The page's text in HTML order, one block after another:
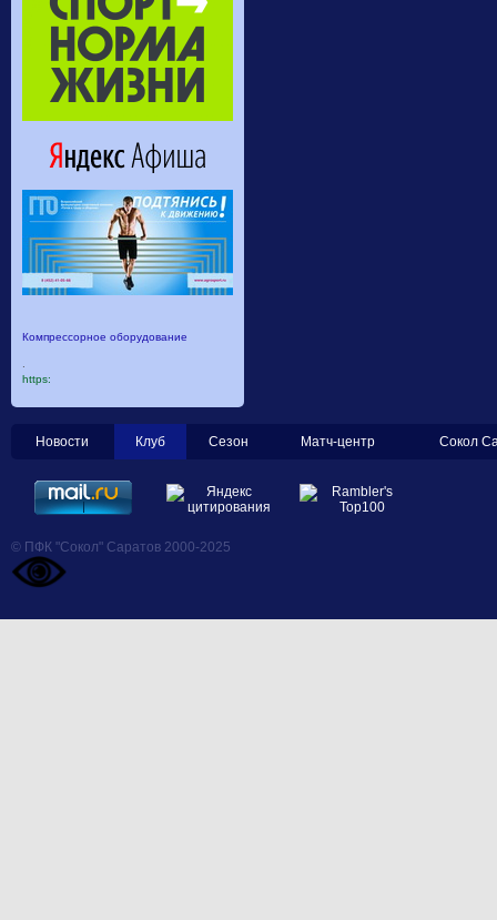
Компрессорное оборудование
https:
Новости Клуб Сезон Матч-центр Сокол
© ПФК "Сокол" Саратов 2000-2025